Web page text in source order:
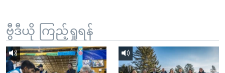
ဗွီဒီယို ကြည့်ရှုရန်